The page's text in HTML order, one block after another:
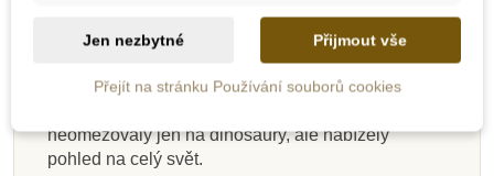
smlouvu s Carnegie Museum of Natural
History. Tato licence umožnila vyrábět autentické
modely dinosaurů ve spolupráci s jejich nejlepšími
paleontology. S postupným rozrůstáním firmy se
neomezovaly jen na dinosaury, ale nabízely
pohled na celý svět.
Jen nezbytné Přijmout vše
Přejít na stránku Používání souborů cookies